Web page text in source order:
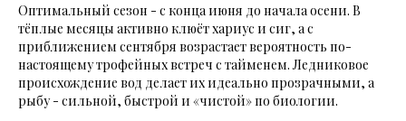
Оптимальный сезон - с конца июня до начала осени. В
тёплые месяцы активно клюёт хариус и сиг, а с
приближением сентября возрастает вероятность по-
настоящему трофейных встреч с тайменем. Ледниковое
происхождение вод делает их идеально прозрачными, а
рыбу - сильной, быстрой и «чистой» по биологии.